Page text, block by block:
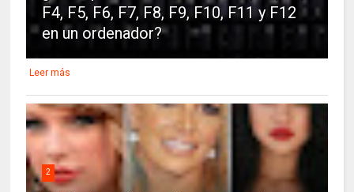
F4, F5, F6, F7, F8, F9, F10, F11 y F12
en un ordenador?
Leer más
2